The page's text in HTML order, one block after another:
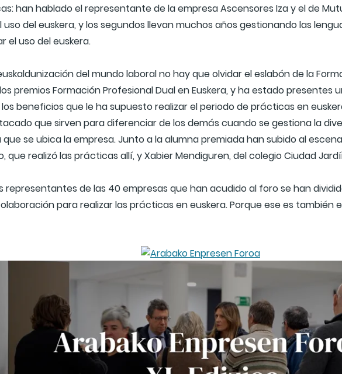
han hablado el representante de la empresa Ascensores Iza y el de
del euskera, y los segundos llevan muchos años gestionando las
el uso del euskera.
del mundo laboral no hay que olvidar el eslabón de la
premios Formación Profesional Dual en Euskera, y ha estado presentes
beneficios que le ha supuesto realizar el periodo de prácticas en
que sirven para diferenciar de los demás cuando se gestiona la
se ubica la empresa. Junto a la alumna premiada han subido al
que realizó las prácticas allí, y Xabier Mendiguren, del colegio Ciudad
representantes de las 40 empresas que han acudido al foro se han
para realizar las prácticas en euskera. Porque ese es también